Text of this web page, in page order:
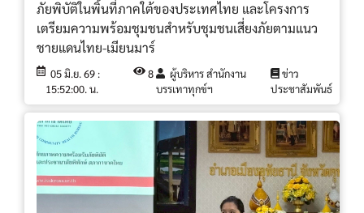
ภัยพิบัติในพิ้นที่ภาคใต้ของประเทศไทย และโครงการ
เตรียมความพร้อมชุมชนสำหรับชุมชนเสี่ยงภัยตามแนว
ชายแดนไทย-เมียนมาร์
05 มิ.ย. 69 :
15:52:00. น.
8
ผู้บริหาร สำนักงาน
บรรเทาทุกข์ฯ
ข่าว
ประชาสัมพันธ์